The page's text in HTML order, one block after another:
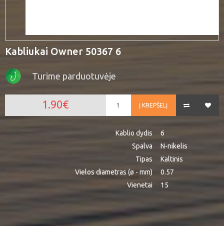
Kabliukai Owner 50367 6
Turime parduotuvėje
Į KREPŠELĮ
1.90€
Kablio dydis
6
Spalva
N-nikelis
Tipas
Kaltinis
Vielos diametras (ø - mm)
0.57
Vienetai
15